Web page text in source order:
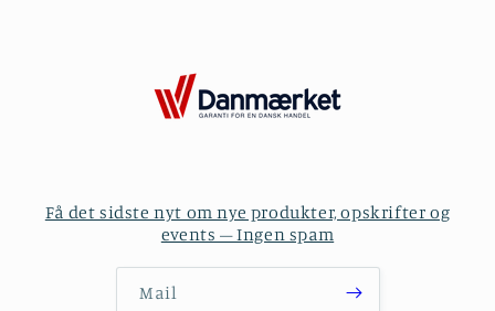
Få det sidste nyt om nye produkter, opskrifter og
events – Ingen spam
Mail